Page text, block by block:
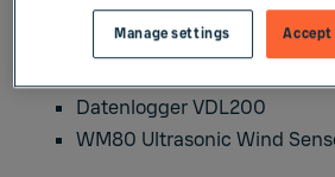
Indigo300
Eigensichere Feuchte- und
Datenlogger VDL200
WM80 Ultrasonic Wind
Accept
Manage settings